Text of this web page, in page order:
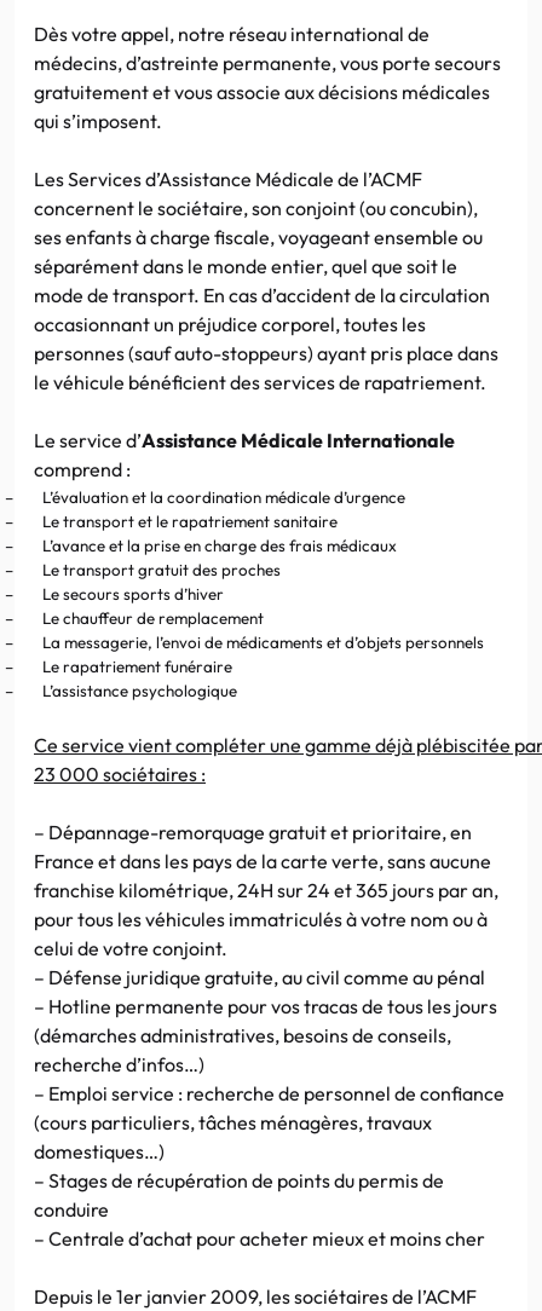
Dès votre appel, notre réseau international de
médecins, d’astreinte permanente, vous porte secours
gratuitement et vous associe aux décisions médicales
qui s’imposent.
Les Services d’Assistance Médicale de l’ACMF
concernent le sociétaire, son conjoint (ou concubin),
ses enfants à charge fiscale, voyageant ensemble ou
séparément dans le monde entier, quel que soit le
mode de transport. En cas d’accident de la circulation
occasionnant un préjudice corporel, toutes les
personnes (sauf auto-stoppeurs) ayant pris place dans
le véhicule bénéficient des services de rapatriement.
Le service d’Assistance Médicale Internationale
comprend :
–
L’évaluation et la coordination médicale d’urgence
–
Le transport et le rapatriement sanitaire
–
L’avance et la prise en charge des frais médicaux
–
Le transport gratuit des proches
–
Le secours sports d’hiver
–
Le chauffeur de remplacement
–
La messagerie, l’envoi de médicaments et d’objets personnels
–
Le rapatriement funéraire
–
L’assistance psychologique
Ce service vient compléter une gamme déjà plébiscitée
23 000 sociétaires :
– Dépannage-remorquage gratuit et prioritaire, en
France et dans les pays de la carte verte, sans aucune
franchise kilométrique, 24H sur 24 et 365 jours par an,
pour tous les véhicules immatriculés à votre nom ou à
celui de votre conjoint.
– Défense juridique gratuite, au civil comme au pénal
– Hotline permanente pour vos tracas de tous les jours
(démarches administratives, besoins de conseils,
recherche d’infos…)
– Emploi service : recherche de personnel de confiance
(cours particuliers, tâches ménagères, travaux
domestiques…)
– Stages de récupération de points du permis de
conduire
– Centrale d’achat pour acheter mieux et moins cher
Depuis le 1er janvier 2009, les sociétaires de l’ACMF